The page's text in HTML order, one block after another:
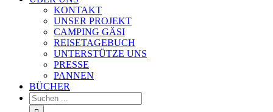
KONTAKT
UNSER PROJEKT
CAMPING GÄSI
REISETAGEBUCH
UNTERSTÜTZE UNS
PRESSE
PANNEN
BÜCHER
Suche
nach: